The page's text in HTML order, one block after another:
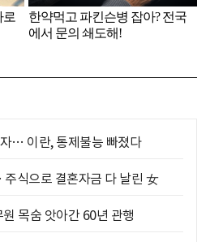
… 이란, 통제불능 빠졌다
식으로 결혼자금 다 날린 女
목숨 앗아간 60년 관행